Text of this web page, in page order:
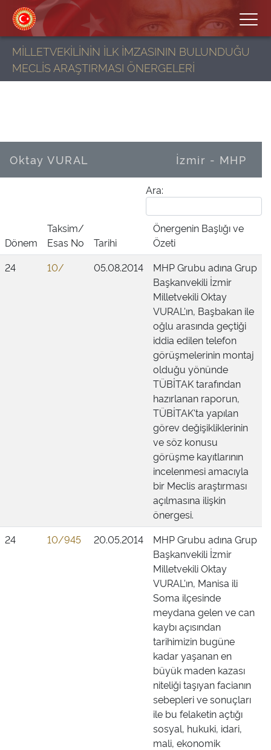
MİLLETVEKİLİNİN İLK İMZASININ BULUNDUĞU
MECLİS ARAŞTIRMASI ÖNERGELERİ
Oktay VURAL İzmir - MHP
Ara:
Dönem
Taksim/
Esas No
Tarihi
Önergenin Başlığı ve
Özeti
24
10/ 05.08.2014
MHP Grubu adına Grup
Başkanvekili İzmir
Milletvekili Oktay
VURAL'ın, Başbakan ile
oğlu arasında geçtiği
iddia edilen telefon
görüşmelerinin montaj
olduğu yönünde
TÜBİTAK tarafından
hazırlanan raporun,
TÜBİTAK'ta yapılan
görev değişikliklerinin
ve söz konusu
görüşme kayıtlarının
incelenmesi amacıyla
bir Meclis araştırması
açılmasına ilişkin
önergesi.
24
10/945 20.05.2014
MHP Grubu adına Grup
Başkanvekili İzmir
Milletvekili Oktay
VURAL'ın, Manisa ili
Soma ilçesinde
meydana gelen ve can
kaybı açısından
tarihimizin bugüne
kadar yaşanan en
büyük maden kazası
niteliği taşıyan facianın
sebepleri ve sonuçları
ile bu felaketin açtığı
sosyal, hukuki, idari,
mali, ekonomik